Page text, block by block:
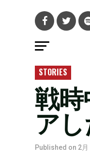
STORIES
戦
ア
Published on 2月